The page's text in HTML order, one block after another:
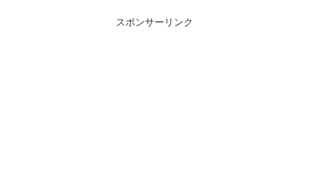
スポンサーリンク